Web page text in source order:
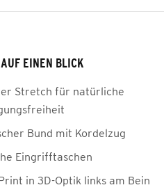
AUF EINEN BLICK
Stretch für natürliche
Bund mit Kordelzug
Eingrifftaschen
in 3D-Optik links am Bein